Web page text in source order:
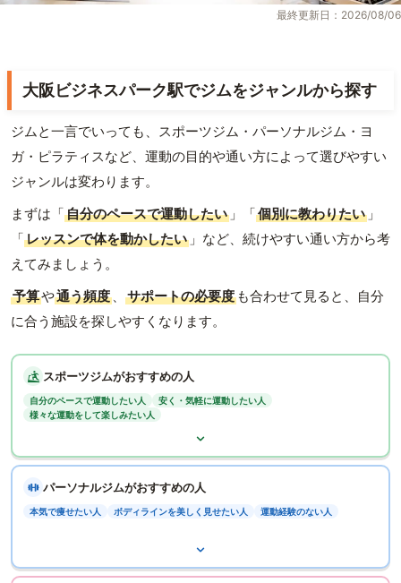
最終更新日：2026/08/06
大阪ビジネスパーク駅でジムをジャンルから探す
ジムと一言でいっても、スポーツジム・パーソナルジム・ヨ
ガ・ピラティスなど、運動の目的や通い方によって選びやすい
ジャンルは変わります。
まずは「自分のペースで運動したい 」「個別に教わりたい 」
「レッスンで体を動かしたい 」など、続けやすい通い方から考
えてみましょう。
予算や通う頻度 、 サポートの必要度 も合わせて見ると、自分
に合う施設を探しやすくなります。
スポーツジムがおすすめの人
自分のペースで運動したい人
安く・気軽に運動したい人
様々な運動をして楽しみたい人
パーソナルジムがおすすめの人
本気で痩せたい人 ボディラインを美しく見せたい人 運動経験のない人